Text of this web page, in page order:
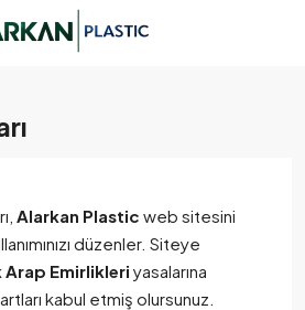
Alarkan Plastic web sitesini
düzenler. Siteye
Arap Emirlikleri yasalarına
kabul etmiş olursunuz.